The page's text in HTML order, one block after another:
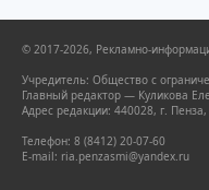
© 2017-2026, Рекламно-
Учредитель: Общество с
Главный редактор — Куликова
Адрес редакции: 440028, г.
Телефон: 8 (8412) 20-07-60
E-mail: ria.penzasmi@yandex.ru